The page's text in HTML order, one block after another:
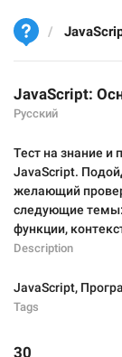
JavaScript:
Русский
Тест на знание
JavaScript.
желающий
следующие темы:
функции,
Description
JavaScript,
Tags
30